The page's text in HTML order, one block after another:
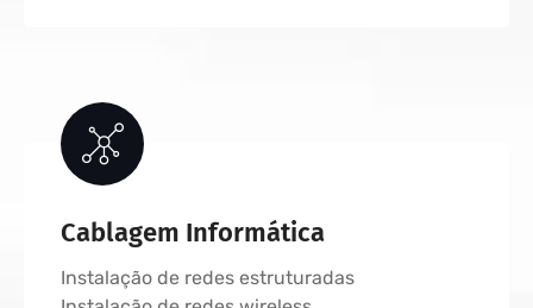
Cablagem Informática
Instalação de redes estruturadas